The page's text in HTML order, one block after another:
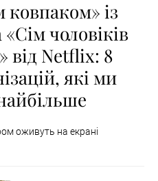
із
чоловіків
від Netflix: 8
які ми
оживуть на екрані